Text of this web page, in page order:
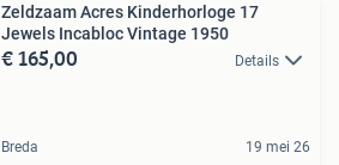
Zeldzaam Acres Kinderhorloge 17
Jewels Incabloc Vintage 1950
€ 165,00 Details
Breda 19 mei 26